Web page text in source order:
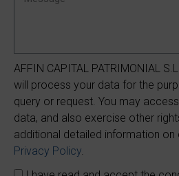
AFFIN CAPITAL PATRIMONIAL
will process your data for the
query or request. You may
data, and also exercise other
additional detailed information
Privacy Policy.